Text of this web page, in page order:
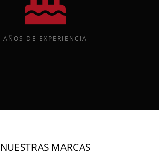
AÑOS DE EXPERIENCIA
NUESTRAS MARCAS